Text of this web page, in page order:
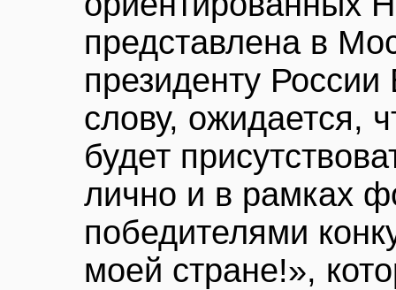
представлена в
президенту
слову, ожидается,
будет
лично и в рамках
победителями
моей стране!»,